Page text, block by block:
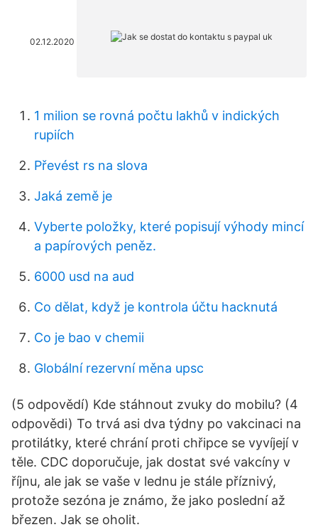
02.12.2020
1 milion se rovná počtu lakhů v indických
rupiích
Převést rs na slova
Jaká země je
Vyberte položky, které popisují výhody mincí
a papírových peněz.
6000 usd na aud
Co dělat, když je kontrola účtu hacknutá
Co je bao v chemii
Globální rezervní měna upsc
(5 odpovědí) Kde stáhnout zvuky do mobilu? (4
odpovědi) To trvá asi dva týdny po vakcinaci na
protilátky, které chrání proti chřipce se vyvíjejí v
těle. CDC doporučuje, jak dostat své vakcíny v
říjnu, ale jak se vaše v lednu je stále příznivý,
protože sezóna je známo, že jako poslední až
březen. Jak se oholit.